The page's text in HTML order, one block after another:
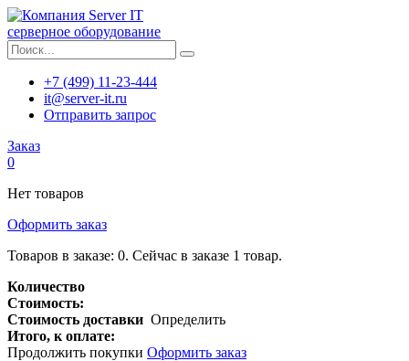
серверное оборудование
+7 (499) 11-23-444
it@server-it.ru
Отправить запрос
Заказ
0
Нет товаров
Оформить заказ
Товаров в заказе: 0. Сейчас в заказе 1 товар.
Количество
Стоимость:
Стоимость доставки Определить
Итого, к оплате:
Продолжить покупки Оформить заказ